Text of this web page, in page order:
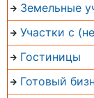
Земельные
Участки с
Гостиницы
Готовый